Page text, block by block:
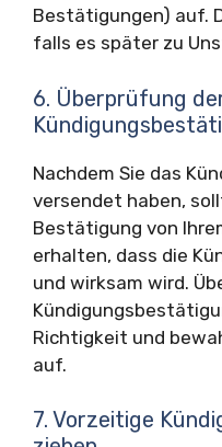
Bestätigungen) auf.
falls es später zu
6. Überprüfung
Nachdem Sie das
versendet haben,
Bestätigung von
erhalten, dass die
und wirksam wird.
Richtigkeit und
auf.
7. Vorzeitige